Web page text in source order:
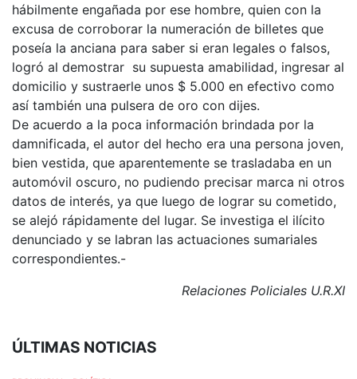
hábilmente engañada por ese hombre, quien con la
excusa de corroborar la numeración de billetes que
poseía la anciana para saber si eran legales o falsos,
logró al demostrar su supuesta amabilidad, ingresar al
domicilio y sustraerle unos $ 5.000 en efectivo como
así también una pulsera de oro con dijes.
De acuerdo a la poca información brindada por la
damnificada, el autor del hecho era una persona joven,
bien vestida, que aparentemente se trasladaba en un
automóvil oscuro, no pudiendo precisar marca ni otros
datos de interés, ya que luego de lograr su cometido,
se alejó rápidamente del lugar. Se investiga el ilícito
denunciado y se labran las actuaciones sumariales
correspondientes.-
Relaciones Policiales U.R.XI
ÚLTIMAS NOTICIAS